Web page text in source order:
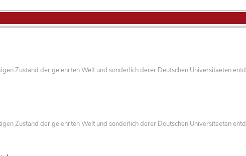
Zustand der gelehrten Welt und sonderlich derer Deutschen Universitaeten
Zustand der gelehrten Welt und sonderlich derer Deutschen Universitaeten